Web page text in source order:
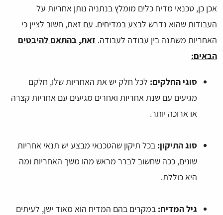
אכן כן, טכנאי מדיח כלים מומלץ בנתניה נותן אחריות על
העבודות שהוא נדרש לבצע במדיחים. עם זאת, חשוב לציין כי
האחריות משתנה בין עבודה לעבודה. זאת, בהתאם להיבטים
הבאים:
סוגי החלקים: לכל חלק יש את האחריות שלו, חלקם
מגיעים עם שנת אחריות ואחרים מגיעים עם אחריות קצרה
או ארוכה יותר.
סוג התיקון: בכל תיקון שהטכנאי מבצע יש תנאי אחריות
שונים, ככה שחשוב לברר מראש מהו משך האחריות ומה
היא כוללת.
גיל המדיח: במקרים בהם המדיח הוא מאוד ישן, לעיתים